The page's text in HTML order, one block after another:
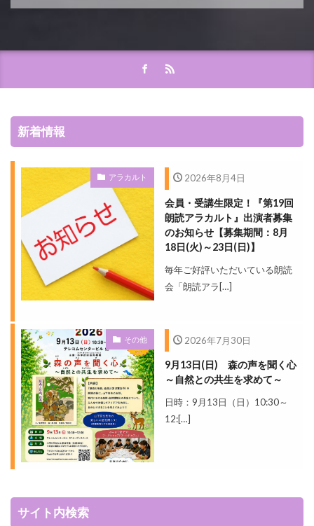
新着情報
アラカルト 2026年8月4日
会員・受講生限定！『第19回
朗読アラカルト』出演者募集
のお知らせ【募集期間：8月
18日(火)～23日(日)】
毎年ご好評いただいている朗読
会「朗読アラ[…]
その他 2026年7月30日
9月13日(日) 森の声を聞く心
～自然との共生を求めて～
日時：9月13日（日）10:30～
12:[…]
サイト内検索